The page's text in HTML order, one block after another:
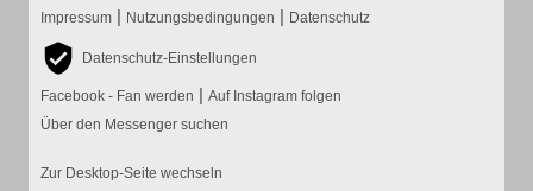
Impressum | Nutzungsbedingungen | Datenschutz
Datenschutz-Einstellungen
Facebook - Fan werden | Auf Instagram folgen
Über den Messenger suchen
Zur Desktop-Seite wechseln